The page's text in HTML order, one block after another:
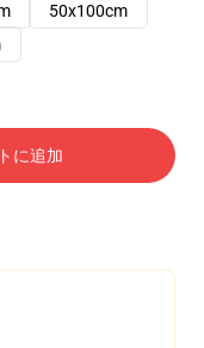
50x100cm
に追加